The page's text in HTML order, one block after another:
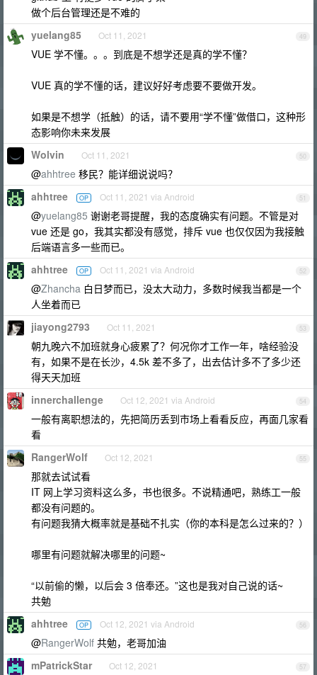
做个后台管理还是不难的
49
yuelang85 Oct 11, 2021
VUE 学不懂。。。到底是不想学还是真的学不懂？
VUE 真的学不懂的话，建议好好考虑要不要做开发。
如果是不想学（抵触）的话，请不要用“学不懂”做借口，这种形
态影响你未来发展
50
Wolvin Oct 11, 2021
@ahhtree 移民？能详细说说吗？
51
ahhtree OP Oct 11, 2021 via Android
@yuelang85 谢谢老哥提醒，我的态度确实有问题。不管是对
vue 还是 go，我其实都没有感觉，排斥 vue 也仅仅因为我接触
后端语言多一些而已。
52
ahhtree OP Oct 11, 2021 via Android
@Zhancha 白日梦而已，没太大动力，多数时候我当都是一个
人坐着而已
53
jiayong2793 Oct 11, 2021
朝九晚六不加班就身心疲累了？何况你才工作一年，啥经验没
有，如果不是在长沙，4.5k 差不多了，出去估计多不了多少还
得天天加班
54
innerchallenge Oct 12, 2021 via Android
一般有离职想法的，先把简历丢到市场上看看反应，再面几家看
看
55
RangerWolf Oct 12, 2021
那就去试试看
IT 网上学习资料这么多，书也很多。不说精通吧，熟练工一般
都没有问题的。
有问题我猜大概率就是基础不扎实（你的本科是怎么过来的？）
哪里有问题就解决哪里的问题~
“以前偷的懒，以后会 3 倍奉还。”这也是我对自己说的话~
共勉
56
ahhtree OP Oct 12, 2021 via Android
@RangerWolf 共勉，老哥加油
57
mPatrickStar Oct 12, 2021